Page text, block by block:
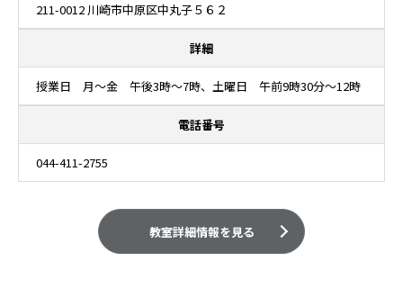
211-0012 川崎市中原区中丸子５６２
詳細
授業日 月～金 午後3時～7時、土曜日 午前9時30分～12時
電話番号
044-411-2755
教室詳細情報を見る